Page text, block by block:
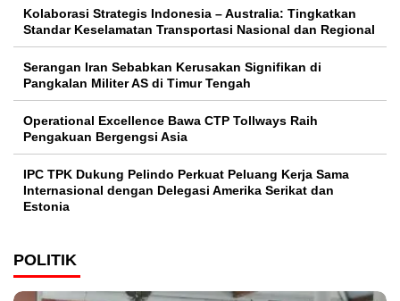
Kolaborasi Strategis Indonesia – Australia: Tingkatkan
Standar Keselamatan Transportasi Nasional dan Regional
Serangan Iran Sebabkan Kerusakan Signifikan di
Pangkalan Militer AS di Timur Tengah
Operational Excellence Bawa CTP Tollways Raih
Pengakuan Bergengsi Asia
IPC TPK Dukung Pelindo Perkuat Peluang Kerja Sama
Internasional dengan Delegasi Amerika Serikat dan
Estonia
POLITIK